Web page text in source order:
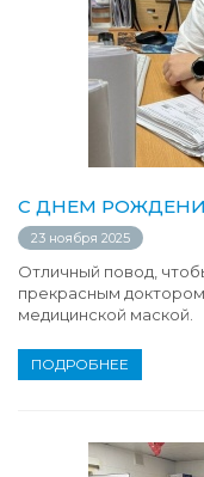
С ДНЕМ
23 ноября 2025
Отличный повод,
прекрасным
медицинской маской.
ПОДРОБНЕЕ